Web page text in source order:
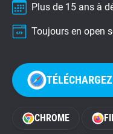
Privacy Digest
Assistance
Blog
Plus de 15 ans à
Toujours en open
CHROME